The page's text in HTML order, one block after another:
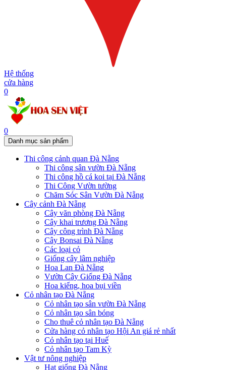
Hệ thống
cửa hàng
0
0
Danh mục sản phẩm
Thi công cảnh quan Đà Nẵng
Thi công sân vườn Đà Nẵng
Thi công hồ cá koi tại Đà Nẵng
Thi Công Vườn tường
Chăm Sóc Sân Vườn Đà Nẵng
Cây cảnh Đà Nẵng
Cây văn phòng Đà Nẵng
Cây khai trương Đà Nẵng
Cây công trình Đà Nẵng
Cây Bonsai Đà Nẵng
Các loại cỏ
Giống cây lâm nghiệp
Hoa Lan Đà Nẵng
Vườn Cây Giống Đà Nẵng
Hoa kiểng, hoa bụi viền
Cỏ nhân tạo Đà Nẵng
Cỏ nhân tạo sân vườn Đà Nẵng
Cỏ nhân tạo sân bóng
Cho thuê cỏ nhân tạo Đà Nẵng
Cửa hàng cỏ nhân tạo Hội An giá rẻ nhất
Cỏ nhân tạo tại Huế
Cỏ nhân tạo Tam Kỳ
Vật tư nông nghiệp
Hạt giống Đà Nẵng